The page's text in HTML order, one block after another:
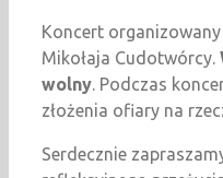
Koncert organizowany
Mikołaja Cudotwórcy.
wolny. Podczas
złożenia ofiary na
Serdecznie